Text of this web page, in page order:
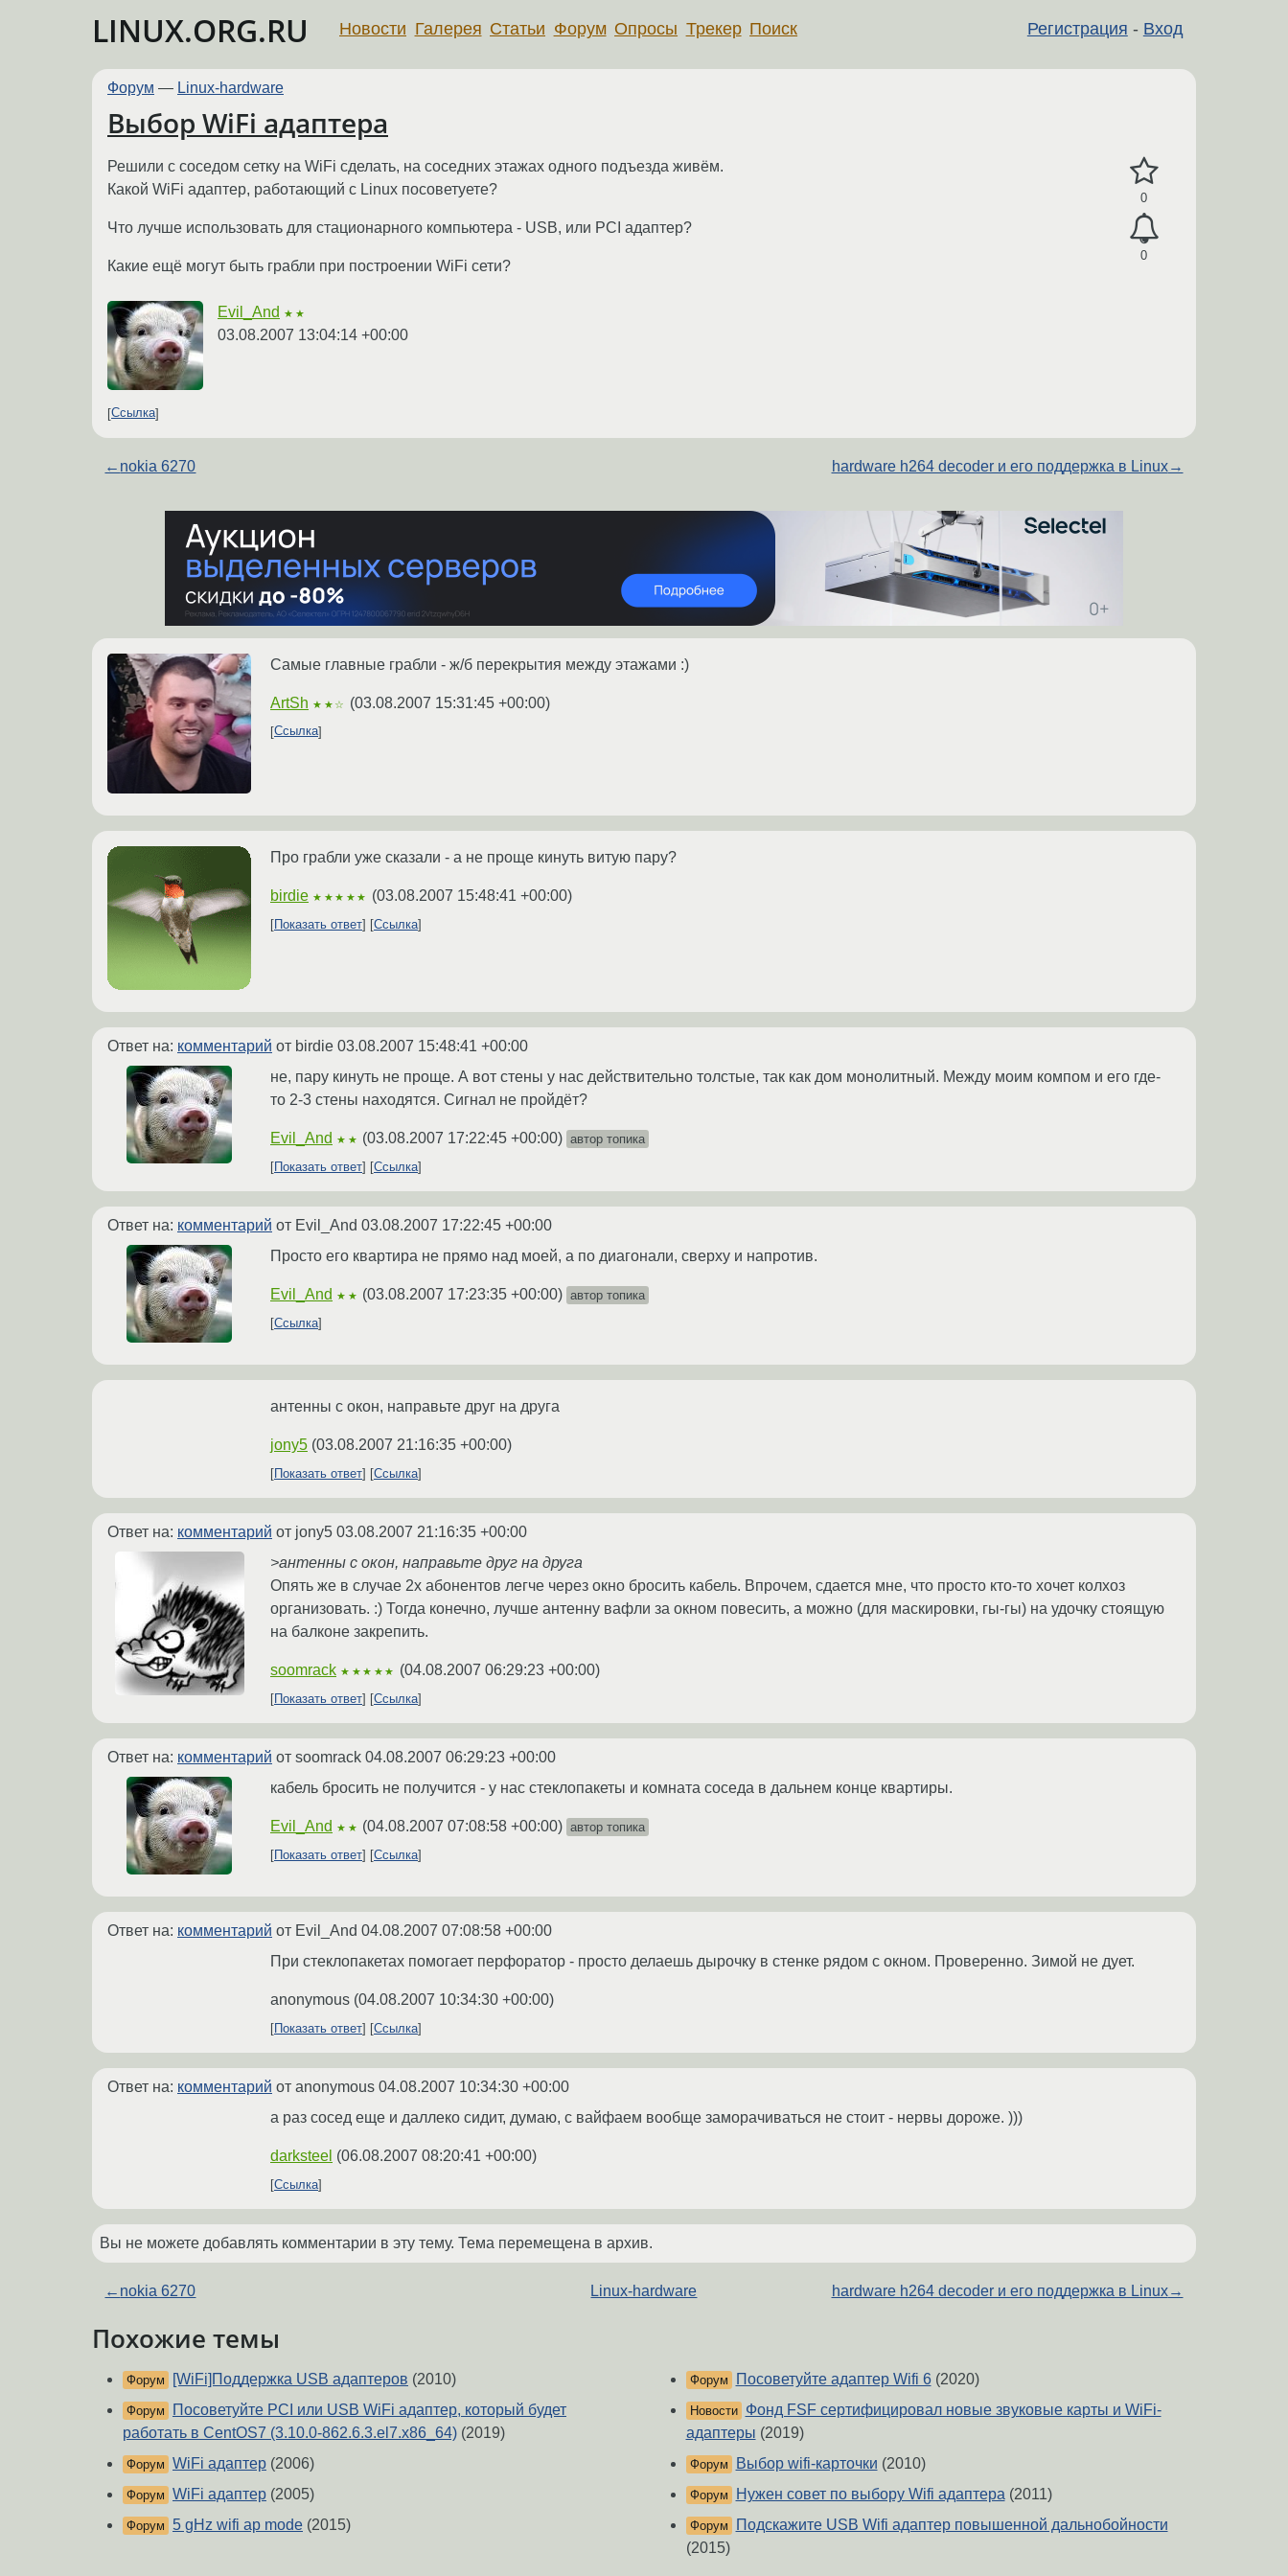
LINUX.ORG.RU Регистрация - Вход
Новости Галерея Статьи Форум Опросы Трекер Поиск
Форум — Linux-hardware
Выбор WiFi адаптера
0
0
Решили с соседом сетку на WiFi сделать, на соседних этажах одного подъезда живём.
Какой WiFi адаптер, работающий с Linux посоветуете?
Что лучше использовать для стационарного компьютера - USB, или PCI адаптер?
Какие ещё могут быть грабли при построении WiFi сети?
Evil_And ★★
03.08.2007 13:04:14 +00:00
Ссылка
← nokia 6270 hardware h264 decoder и его поддержка в Linux→
Самые главные грабли - ж/б перекрытия между этажами :)
ArtSh ★★☆ (03.08.2007 15:31:45 +00:00)
Ссылка
Про грабли уже сказали - а не проще кинуть витую пару?
birdie ★★★★★ (03.08.2007 15:48:41 +00:00)
Показать ответ Ссылка
Ответ на: комментарий от birdie 03.08.2007 15:48:41 +00:00
не, пару кинуть не проще. А вот стены у нас действительно толстые, так как дом монолитный. Между моим компом и его где-
то 2-3 стены находятся. Сигнал не пройдёт?
Evil_And ★★ (03.08.2007 17:22:45 +00:00) автор топика
Показать ответ
Ссылка
Ответ на: комментарий от Evil_And 03.08.2007 17:22:45 +00:00
Просто его квартира не прямо над моей, а по диагонали, сверху и напротив.
Evil_And ★★ (03.08.2007 17:23:35 +00:00) автор топика
Ссылка
антенны с окон, направьте друг на друга
jony5 (03.08.2007 21:16:35 +00:00)
Показать ответ Ссылка
Ответ на: комментарий от jony5 03.08.2007 21:16:35 +00:00
>антенны с окон, направьте друг на друга
Опять же в случае 2х абонентов легче через окно бросить кабель. Впрочем, сдается мне, что просто кто-то хочет колхоз
организовать. :) Тогда конечно, лучше антенну вафли за окном повесить, а можно (для маскировки, гы-гы) на удочку стоящую
на балконе закрепить.
soomrack ★★★★★ (04.08.2007 06:29:23 +00:00)
Показать ответ Ссылка
Ответ на: комментарий от soomrack 04.08.2007 06:29:23 +00:00
кабель бросить не получится - у нас стеклопакеты и комната соседа в дальнем конце квартиры.
Evil_And ★★ (04.08.2007 07:08:58 +00:00) автор топика
Показать ответ
Ссылка
Ответ на: комментарий от Evil_And 04.08.2007 07:08:58 +00:00
При стеклопакетах помогает перфоратор - просто делаешь дырочку в стенке рядом с окном. Проверенно. Зимой не дует.
anonymous (04.08.2007 10:34:30 +00:00)
Показать ответ Ссылка
Ответ на: комментарий от anonymous 04.08.2007 10:34:30 +00:00
а раз сосед еще и даллеко сидит, думаю, с вайфаем вообще заморачиваться не стоит - нервы дороже. )))
darksteel (06.08.2007 08:20:41 +00:00)
Ссылка
Вы не можете добавлять комментарии в эту тему. Тема перемещена в архив.
← nokia 6270 Linux-hardware hardware h264 decoder и его поддержка в Linux→
Похожие темы
Форум [WiFi]Поддержка USB адаптеров (2010)
Форум
Посоветуйте PCI или USB WiFi адаптер, который будет
работать в CentOS7 (3.10.0-862.6.3.el7.x86_64) (2019)
Форум WiFi адаптер (2006)
Форум WiFi адаптер (2005)
Форум 5 gHz wifi ap mode (2015)
Форум Посоветуйте адаптер Wifi 6(2020)
Новости
Фонд FSF сертифицировал новые звуковые карты и WiFi-
адаптеры (2019)
Форум Выбор wifi-карточки (2010)
Форум Нужен совет по выбору Wifi адаптера (2011)
Форум
Подскажите USB Wifi адаптер повышенной дальнобойности
(2015)